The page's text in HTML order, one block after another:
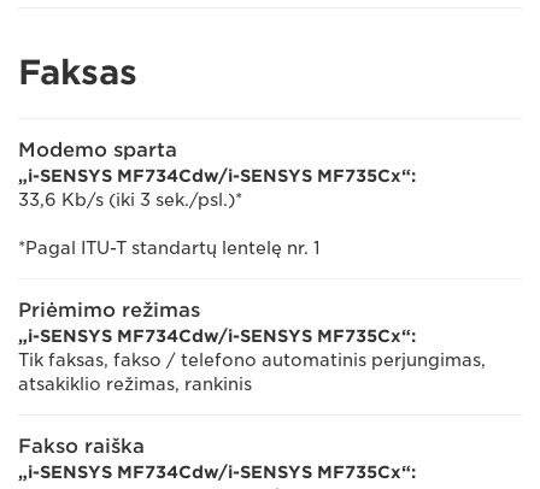
Faksas
Modemo sparta
„i-SENSYS MF734Cdw/i-SENSYS MF735Cx“:
33,6 Kb/s (iki 3 sek./psl.)*
*Pagal ITU-T standartų lentelę nr. 1
Priėmimo režimas
„i-SENSYS MF734Cdw/i-SENSYS MF735Cx“:
Tik faksas, fakso / telefono automatinis perjungimas,
atsakiklio režimas, rankinis
Fakso raiška
„i-SENSYS MF734Cdw/i-SENSYS MF735Cx“: